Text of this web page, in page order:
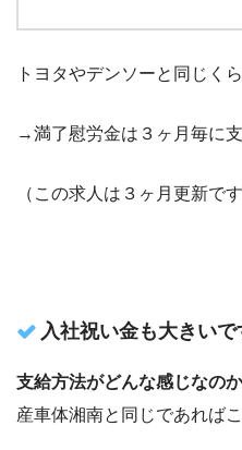
トヨタやデンソーと同じく
→満了慰労金は３ヶ月毎に
（この求人は３ヶ月更新です
入社祝い金も大きいで
支給方法がどんな感じなの
産車体湘南と同じであれば